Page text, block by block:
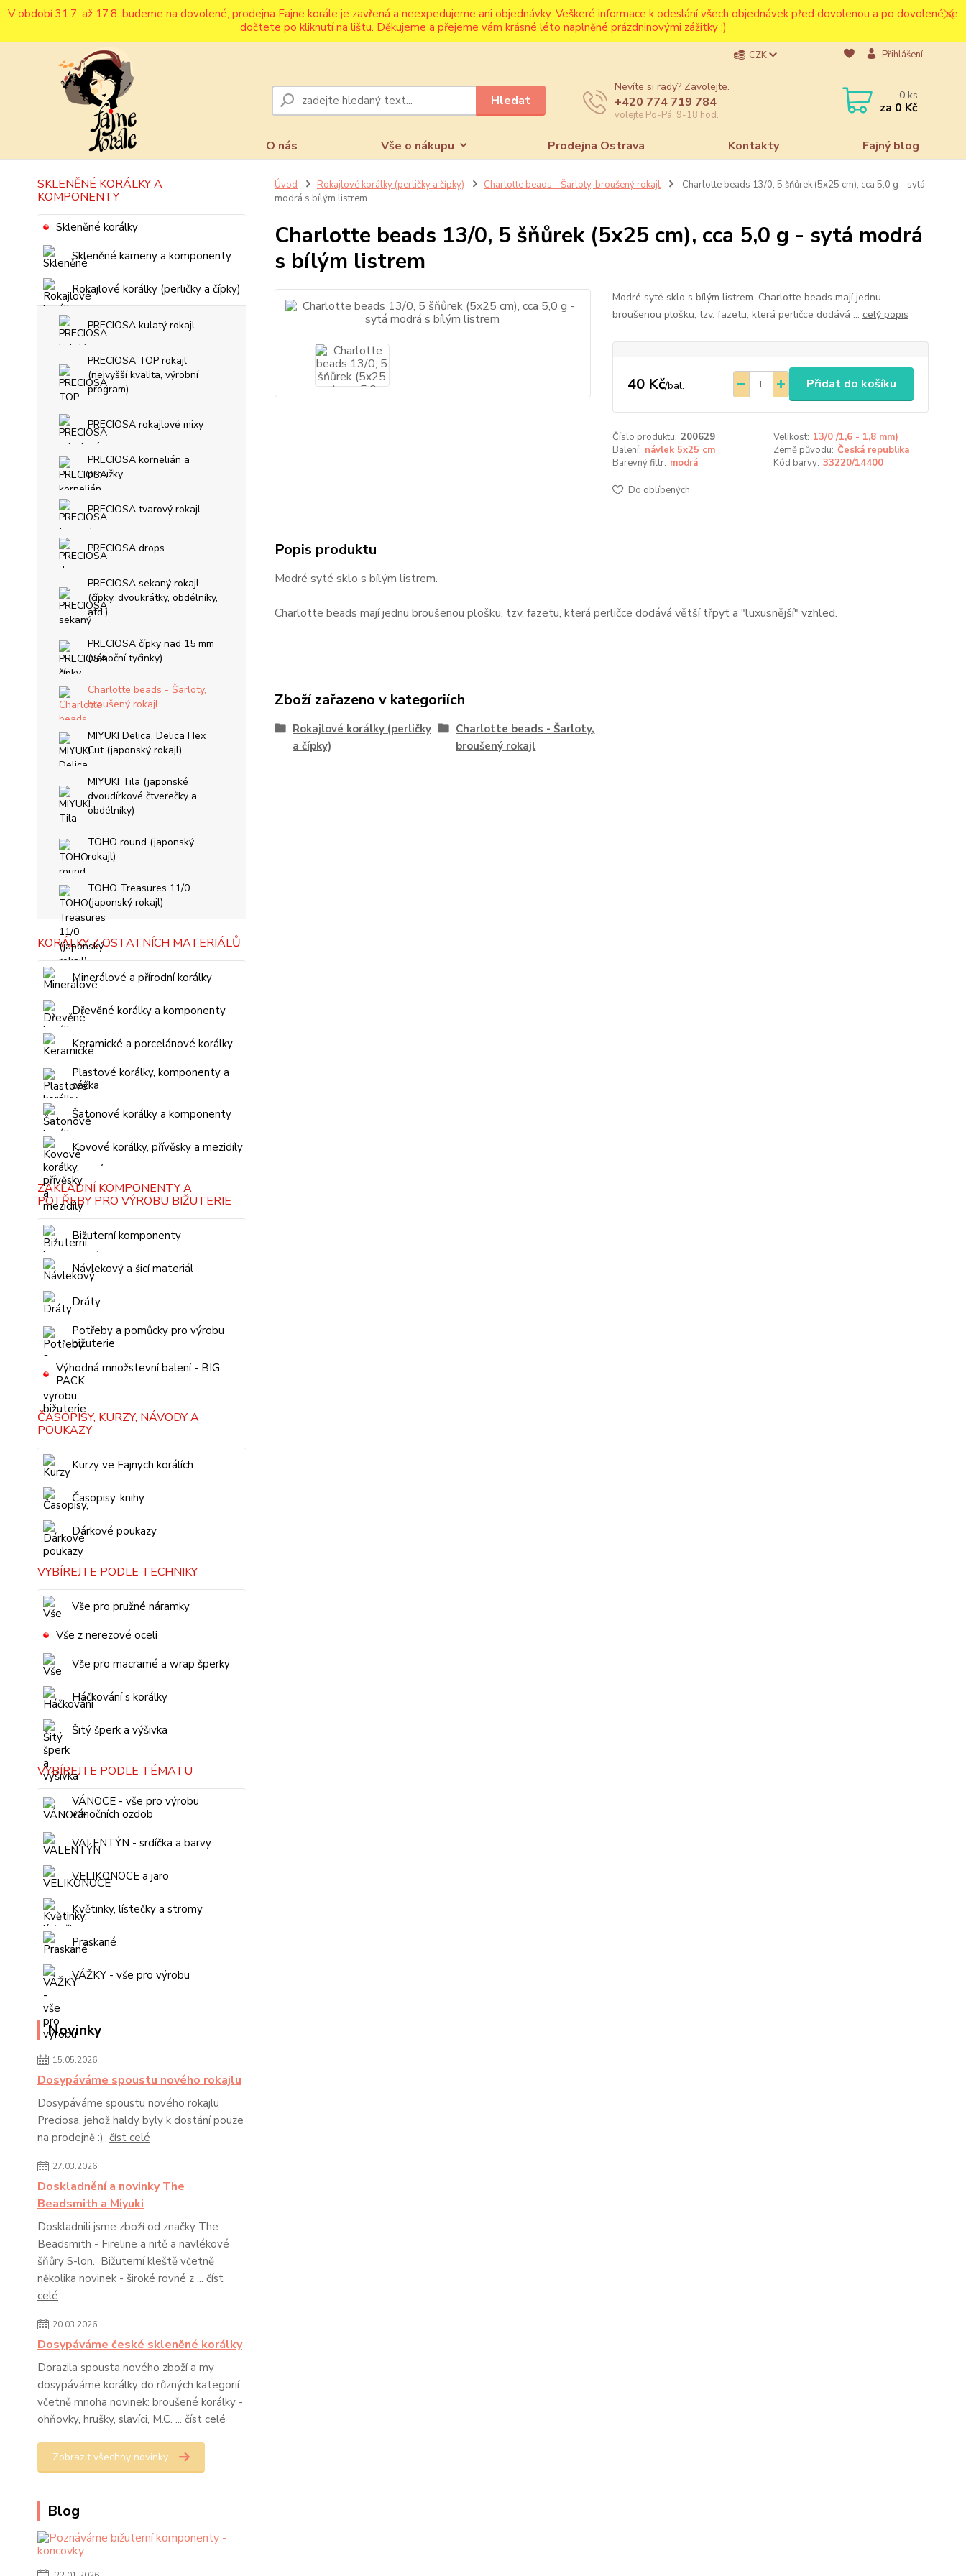
V období 31.7. až 17.8. budeme na dovolené, prodejna Fajne korále je zavřená a neexpedujeme ani objednávky. Veškeré informace k odeslání všech objednávek před dovolenou a po dovolené se
dočtete po kliknutí na lištu. Děkujeme a přejeme vám krásné léto naplněné prázdninovými zážitky :)
O nás Vše o nákupu Prodejna Ostrava Kontakty Fajný blog
CZK Přihlášení
Hledat
Nevíte si rady? Zavolejte.
+420 774 719 784
volejte Po-Pá, 9-18 hod.
0 ks
za 0 Kč
SKLENĚNÉ KORÁLKY A
KOMPONENTY
Skleněné korálky
Skleněné kameny a komponenty
Rokajlové korálky (perličky a čípky)
PRECIOSA kulatý rokajl
PRECIOSA TOP rokajl
(nejvyšší kvalita, výrobní
program)
PRECIOSA rokajlové mixy
PRECIOSA kornelián a
proužky
PRECIOSA tvarový rokajl
PRECIOSA drops
PRECIOSA sekaný rokajl
(čípky, dvoukrátky, obdélníky,
atd.)
PRECIOSA čípky nad 15 mm
(vánoční tyčinky)
Charlotte beads - Šarloty,
broušený rokajl
MIYUKI Delica, Delica Hex
Cut (japonský rokajl)
MIYUKI Tila (japonské
dvoudírkové čtverečky a
obdélníky)
TOHO round (japonský
rokajl)
TOHO Treasures 11/0
(japonský rokajl)
KORÁLKY Z OSTATNÍCH MATERIÁLŮ
Minerálové a přírodní korálky
Dřevěné korálky a komponenty
Keramické a porcelánové korálky
Plastové korálky, komponenty a
céčka
Šatonové korálky a komponenty
Kovové korálky, přívěsky a mezidíly
ZÁKLADNÍ KOMPONENTY A
POTŘEBY PRO VÝROBU BIŽUTERIE
Bižuterní komponenty
Návlekový a šicí materiál
Dráty
Potřeby a pomůcky pro výrobu
bižuterie
Výhodná množstevní balení - BIG
PACK
ČASOPISY, KURZY, NÁVODY A
POUKAZY
Kurzy ve Fajnych korálích
Časopisy, knihy
Dárkové poukazy
VYBÍREJTE PODLE TECHNIKY
Vše pro pružné náramky
Vše z nerezové oceli
Vše pro macramé a wrap šperky
Háčkování s korálky
Šitý šperk a výšivka
VYBÍREJTE PODLE TÉMATU
VÁNOCE - vše pro výrobu
vánočních ozdob
VALENTÝN - srdíčka a barvy
VELIKONOCE a jaro
Květinky, lístečky a stromy
Praskané
VÁŽKY - vše pro výrobu
Novinky
15.05.2026
Dosypáváme spoustu nového rokajlu
Dosypáváme spoustu nového rokajlu
Preciosa, jehož haldy byly k dostání pouze
na prodejně :) číst celé
27.03.2026
Doskladnění a novinky The
Beadsmith a Miyuki
Doskladnili jsme zboží od značky The
Beadsmith - Fireline a nitě a navlékové
šňůry S-lon. Bižuterní kleště včetně
několika novinek - široké rovné z ... číst
celé
20.03.2026
Dosypáváme české skleněné korálky
Dorazila spousta nového zboží a my
dosypáváme korálky do různých kategorií
včetně mnoha novinek: broušené korálky -
ohňovky, hrušky, slavíci, M.C. ... číst celé
Zobrazit všechny novinky
Blog
Úvod Rokajlové korálky (perličky a čípky) Charlotte beads - Šarloty, broušený rokajl
Charlotte beads 13/0, 5 šňůrek (5x25 cm), cca 5,0 g - sytá
modrá s bílým listrem
Charlotte beads 13/0, 5 šňůrek (5x25 cm), cca 5,0 g - sytá modrá
s bílým listrem
Modré syté sklo s bílým listrem. Charlotte beads mají jednu
broušenou plošku, tzv. fazetu, která perličce dodává ... celý popis
40 Kč/bal. Přidat do košíku
Číslo produktu: 200629 Velikost: 13/0 /1,6 - 1,8 mm)
Balení: návlek 5x25 cm Země původu: Česká republika
Barevný filtr: modrá Kód barvy: 33220/14400
Do oblíbených
Popis produktu
Modré syté sklo s bílým listrem.
Charlotte beads mají jednu broušenou plošku, tzv. fazetu, která perličce dodává větší třpyt a "luxusnější" vzhled.
Zboží zařazeno v kategoriích
Rokajlové korálky (perličky
a čípky)
Charlotte beads - Šarloty,
broušený rokajl